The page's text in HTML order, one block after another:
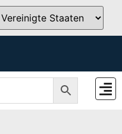
info@teutschtech.com